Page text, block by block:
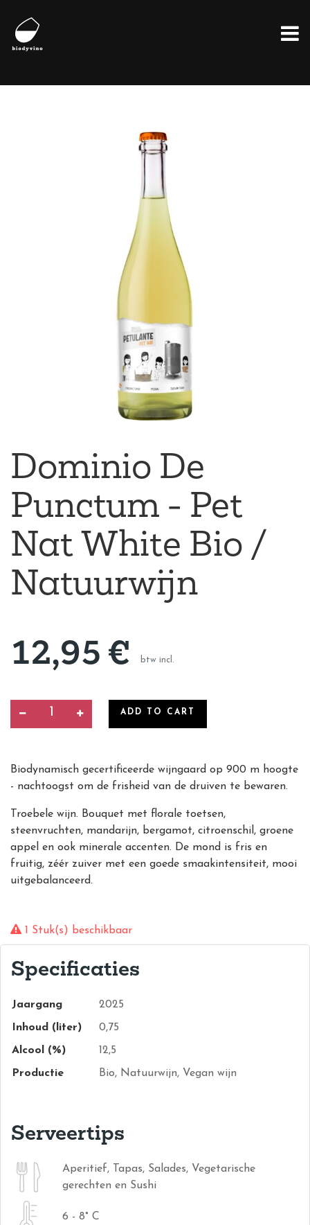
Dominio De
Punctum - Pet
Nat White Bio /
Natuurwijn
12,95 € btw incl.
ADD TO CART
Biodynamisch gecertificeerde wijngaard op 900 m hoogte
- nachtoogst om de frisheid van de druiven te bewaren.
Troebele wijn. Bouquet met florale toetsen,
steenvruchten, mandarijn, bergamot, citroenschil, groene
appel en ook minerale accenten. De mond is fris en
fruitig, zéér zuiver met een goede smaakintensiteit, mooi
uitgebalanceerd.
1 Stuk(s) beschikbaar
Specificaties
Jaargang 2025
Inhoud (liter) 0,75
Alcool (%) 12,5
Productie Bio, Natuurwijn, Vegan wijn
Serveertips
Aperitief, Tapas, Salades, Vegetarische
gerechten en Sushi
6 - 8° C